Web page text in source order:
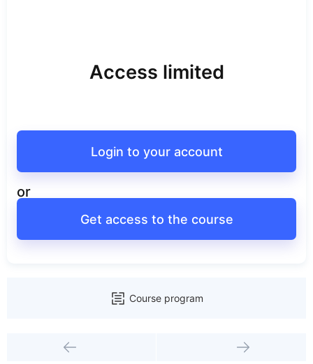
Access limited
Login to your account
or
Get access to the course
Course program